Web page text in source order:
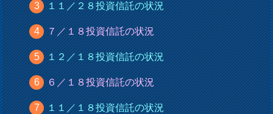
１１／２８投資信託の状況
７／１８投資信託の状況
１２／１８投資信託の状況
６／１８投資信託の状況
１１／１８投資信託の状況